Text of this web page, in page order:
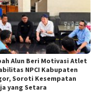
Alun Beri Motivasi Atlet
NPCI Kabupaten
Soroti Kesempatan
yang Setara